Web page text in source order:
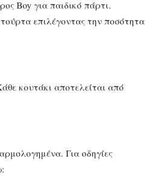
Boy για παιδικό πάρτι.
επιλέγοντας την ποσότητα
κουτάκι αποτελείται από
Για οδηγίες